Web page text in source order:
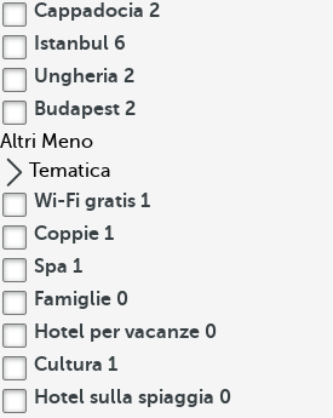
Cappadocia 2
Istanbul 6
Ungheria 2
Budapest 2
Altri Meno
Tematica
Wi-Fi gratis 1
Coppie 1
Spa 1
Famiglie 0
Hotel per vacanze 0
Cultura 1
Hotel sulla spiaggia 0